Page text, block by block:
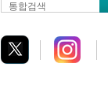
통합검색